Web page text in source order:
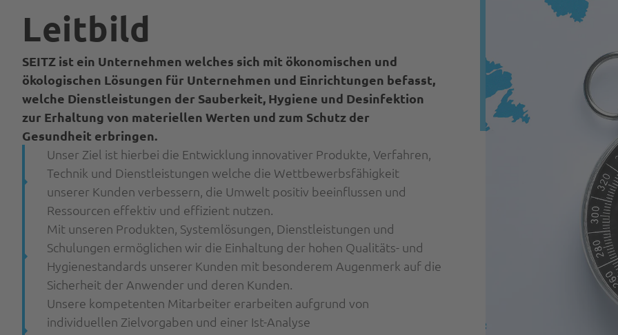
Leitbild
SEITZ ist ein Unternehmen welches sich mit ökonomischen und
ökologischen Lösungen für Unternehmen und Einrichtungen befasst,
welche Dienstleistungen der Sauberkeit, Hygiene und Desinfektion
zur Erhaltung von materiellen Werten und zum Schutz der
Gesundheit erbringen.
Unser Ziel ist hierbei die Entwicklung innovativer Produkte, Verfahren,
Technik und Dienstleistungen welche die Wettbewerbsfähigkeit
unserer Kunden verbessern, die Umwelt positiv beeinflussen und
Ressourcen effektiv und effizient nutzen.
Mit unseren Produkten, Systemlösungen, Dienstleistungen und
Schulungen ermöglichen wir die Einhaltung der hohen Qualitäts- und
Hygienestandards unserer Kunden mit besonderem Augenmerk auf die
Sicherheit der Anwender und deren Kunden.
Unsere kompetenten Mitarbeiter erarbeiten aufgrund von
individuellen Zielvorgaben und einer Ist-Analyse